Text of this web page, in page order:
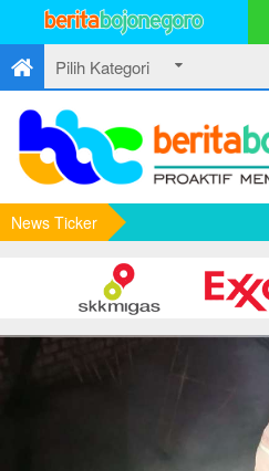
News Ticker